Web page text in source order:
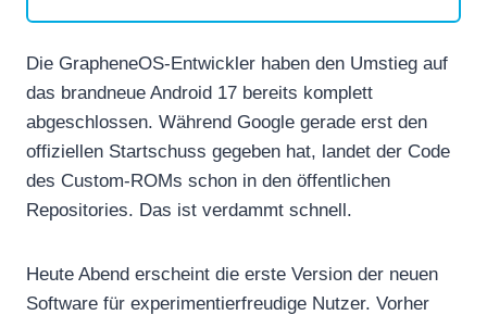
Die GrapheneOS-Entwickler haben den Umstieg auf
das brandneue Android 17 bereits komplett
abgeschlossen. Während Google gerade erst den
offiziellen Startschuss gegeben hat, landet der Code
des Custom-ROMs schon in den öffentlichen
Repositories. Das ist verdammt schnell.
Heute Abend erscheint die erste Version der neuen
Software für experimentierfreudige Nutzer. Vorher